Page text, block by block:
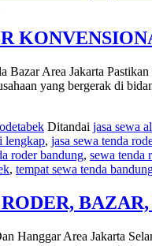
Area Jakarta
yang bergerak di
Ditandai jasa sewa
lengkap, jasa sewa tenda
roder bandung, sewa tenda
, tempat sewa tenda
Hanggar Area Jakarta